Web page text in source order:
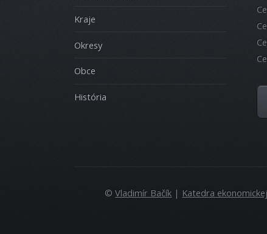
Kraje
Okresy
Obce
História
©Vladimír Bačík | Katedra